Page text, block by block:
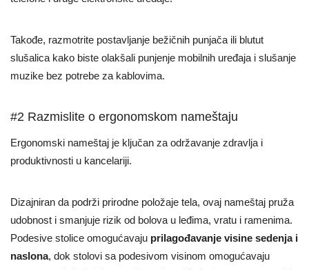
Takođe, razmotrite postavljanje bežičnih punjača ili blutut
slušalica kako biste olakšali punjenje mobilnih uređaja i slušanje
muzike bez potrebe za kablovima.
#2 Razmislite o ergonomskom nameštaju
Ergonomski nameštaj je ključan za održavanje zdravlja i
produktivnosti u kancelariji.
Dizajniran da podrži prirodne položaje tela, ovaj nameštaj pruža
udobnost i smanjuje rizik od bolova u leđima, vratu i ramenima.
Podesive stolice omogućavaju prilagođavanje visine sedenja i
naslona, dok stolovi sa podesivom visinom omogućavaju